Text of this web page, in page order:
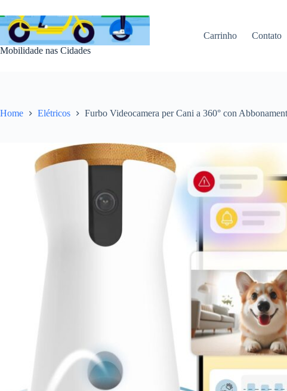
para
o
conteúdo
Mobilidade nas Cidades
Carrinho Contato
Home Elétricos Furbo Videocamera per Cani a 360° con